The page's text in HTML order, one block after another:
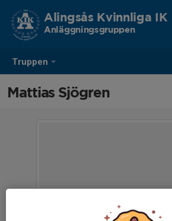
Truppen
Alingsås Kvinnliga IK
Anläggningsgruppen
Mattias Sjögren